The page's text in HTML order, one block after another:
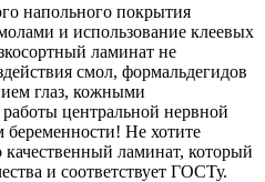
напольного покрытия
и использование клеевых
ламинат не
смол, формальдегидов
глаз, кожными
центральной нервной
Не хотите
качественный ламинат, который
и соответствует ГОСТу.